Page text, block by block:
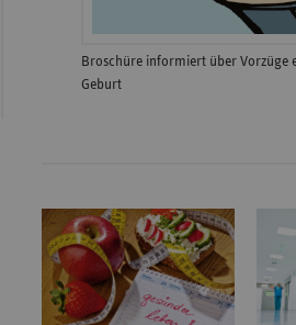
Broschüre informiert über Vorzüge
Geburt